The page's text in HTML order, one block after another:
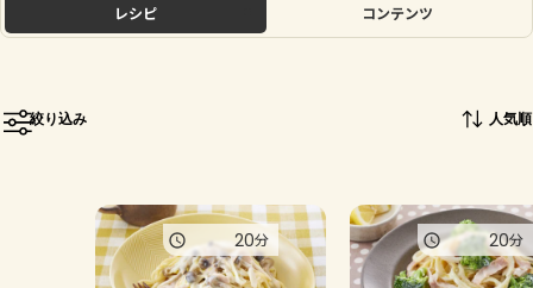
ホーム
トーク
きゅうり なす トマト とうもろこし
ピーマン
レシピ コンテンツ
絞り込み 人気順
20分 20分